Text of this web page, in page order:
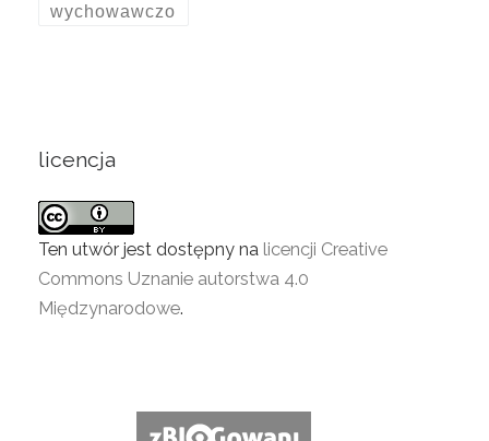
wychowawczo
licencja
Ten utwór jest dostępny na licencji Creative
Commons Uznanie autorstwa 4.0
Międzynarodowe.